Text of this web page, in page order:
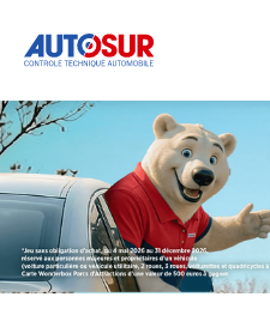
Opération
spéciale
Mai
-
Décembre
2026
Locations